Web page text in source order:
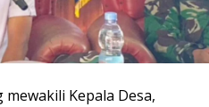
Kepala Desa,